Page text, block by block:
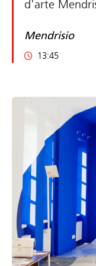
d'arte
Mendrisio
13:45